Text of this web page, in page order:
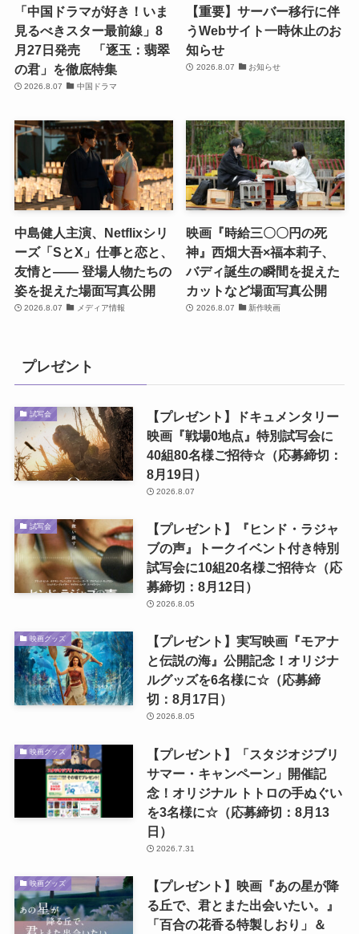
「中国ドラマが好き！いま
見るべきスター最前線」8
月27日発売 「逐玉：翡翠
の君」を徹底特集
2026.8.07 中国ドラマ
【重要】サーバー移行に伴
うWebサイト一時休止のお
知らせ
2026.8.07 お知らせ
中島健人主演、Netflixシリ
ーズ「SとX」仕事と恋と、
友情と―― 登場人物たちの
姿を捉えた場面写真公開
2026.8.07 メディア情報
映画『時給三〇〇円の死
神』西畑大吾×福本莉子、
バディ誕生の瞬間を捉えた
カットなど場面写真公開
2026.8.07 新作映画
プレゼント
試写会
【プレゼント】ドキュメンタリー
映画『戦場0地点』特別試写会に
40組80名様ご招待☆（応募締切：
8月19日）
2026.8.07
試写会
【プレゼント】『ヒンド・ラジャ
ブの声』トークイベント付き特別
試写会に10組20名様ご招待☆（応
募締切：8月12日）
2026.8.05
映画グッズ
【プレゼント】実写映画『モアナ
と伝説の海』公開記念！オリジナ
ルグッズを6名様に☆（応募締
切：8月17日）
2026.8.05
映画グッズ
【プレゼント】「スタジオジブリ
サマー・キャンペーン」開催記
念！オリジナル トトロの手ぬぐい
を3名様に☆（応募締切：8月13
日）
2026.7.31
映画グッズ
【プレゼント】映画『あの星が降
る丘で、君とまた出会いたい。』
「百合の花香る特製しおり」＆